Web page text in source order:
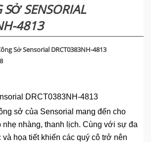
SENSORIAL
4813
Sở Sensorial DRCT0383NH-4813
DRCT0383NH-4813
sở của Sensorial mang đến cho
nhàng, thanh lịch. Cùng với sự đa
và họa tiết khiến các quý cô trở nên